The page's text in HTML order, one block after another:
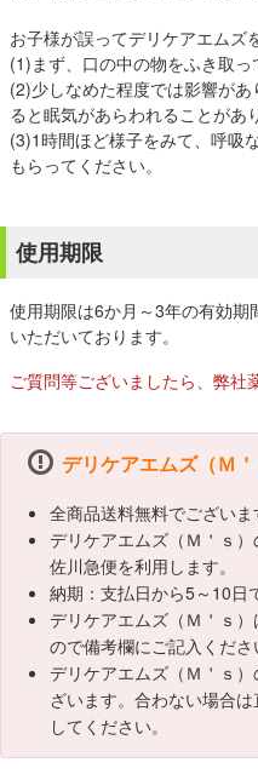
お子様が誤ってデリケアエムズ
(1)まず、口の中の物をふき取っ
(2)少しなめた程度では影響が
ると眠気があらわれることがあ
(3)1時間ほど様子をみて、呼吸
もらってください。
使用期限
使用期限は6か月～3年の有効
いただいております。
ご質問等ございましたら、弊社
デリケアエムズ（Ｍ
全商品送料無料でございま
デリケアエムズ（Ｍ＇ｓ）
佐川急便を利用します。
納期：支払日から5～10日
デリケアエムズ（Ｍ＇ｓ
ので備考欄にご記入くださ
デリケアエムズ（Ｍ＇ｓ
ざいます。合わない場合
してください。